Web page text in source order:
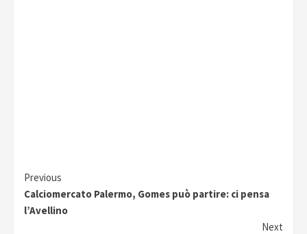
Continue
Reading
Previous
Calciomercato Palermo, Gomes può partire: ci pensa
l’Avellino
Next